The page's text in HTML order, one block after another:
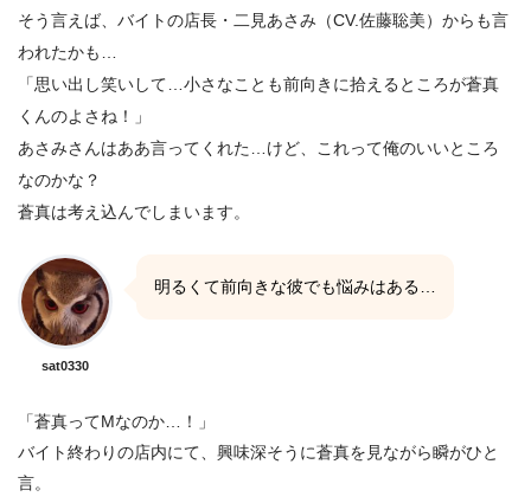
そう言えば、バイトの店長・二見あさみ（CV.佐藤聡美）からも言
われたかも…
「思い出し笑いして…小さなことも前向きに拾えるところが蒼真
くんのよさね！」
あさみさんはああ言ってくれた…けど、これって俺のいいところ
なのかな？
蒼真は考え込んでしまいます。
sat0330
明るくて前向きな彼でも悩みはある…
「蒼真ってMなのか…！」
バイト終わりの店内にて、興味深そうに蒼真を見ながら瞬がひと
言。